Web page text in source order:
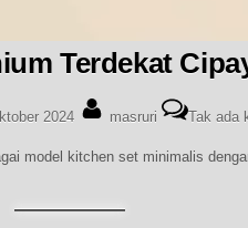
Terdekat
2024 masruri Tak ada
model kitchen set minimalis